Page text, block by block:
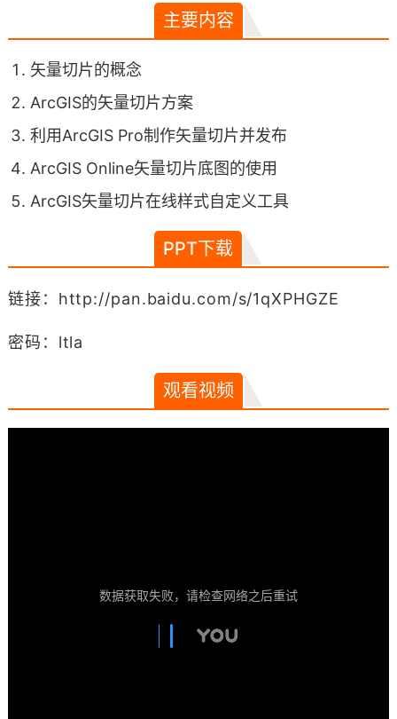
主要内容
矢量切片的概念
ArcGIS的矢量切片方案
利用ArcGIS Pro制作矢量切片并发布
ArcGIS Online矢量切片底图的使用
ArcGIS矢量切片在线样式自定义工具
PPT下载
链接：http://pan.baidu.com/s/1qXPHGZE
密码：ltla
观看视频
数据获取失败，请检查网络之后重试